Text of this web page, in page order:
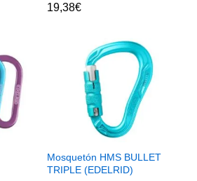
19,38€
Mosquetón HMS BULLET
TRIPLE (EDELRID)